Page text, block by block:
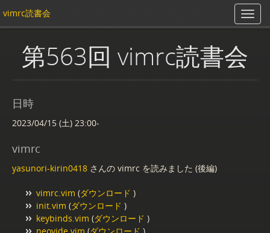
vimrc読書会
第563回 vimrc読書会
日時
2023/04/15 (土) 23:00-
vimrc
yasunori-kirin0418 さんの vimrc を読みました (後編)
vimrc.vim (ダウンロード )
init.vim (ダウンロード )
keybinds.vim (ダウンロード )